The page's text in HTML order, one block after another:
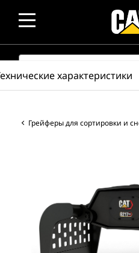
SEARCH
Грейферы для сортировки и
характеристики